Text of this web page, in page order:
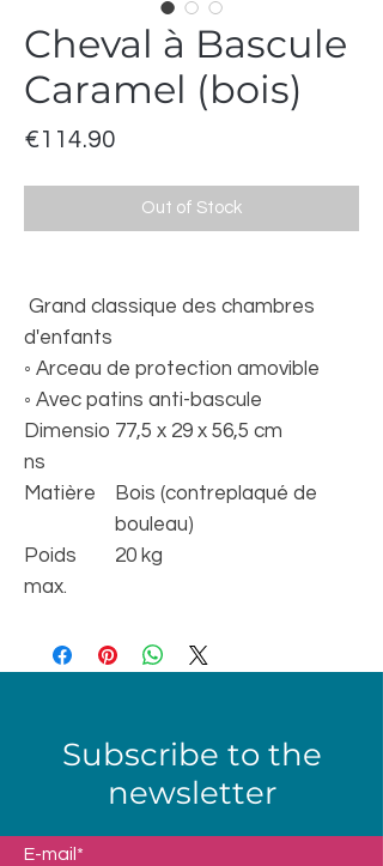
Cheval à Bascule
Caramel (bois)
€114.90
Out of Stock
Grand classique des chambres
d'enfants
◦ Arceau de protection amovible
◦ Avec patins anti-bascule
Dimensio
ns
77,5 x 29 x 56,5 cm
Matière
Bois (contreplaqué de
bouleau)
Poids
max.
20 kg
Subscribe to the
newsletter
E-mail*